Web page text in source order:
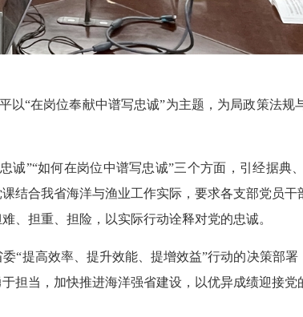
以“在岗位奉献中谱写忠诚”为主题，为局政策法
诚”“如何在岗位中谱写忠诚”三个方面，引经据
结合我省海洋与渔业工作实际，要求各支部党员
、担重、担险，以实际行动诠释对党的忠诚。
“提高效率、提升效能、提增效益”行动的决策部
担当，加快推进海洋强省建设，以优异成绩迎接党